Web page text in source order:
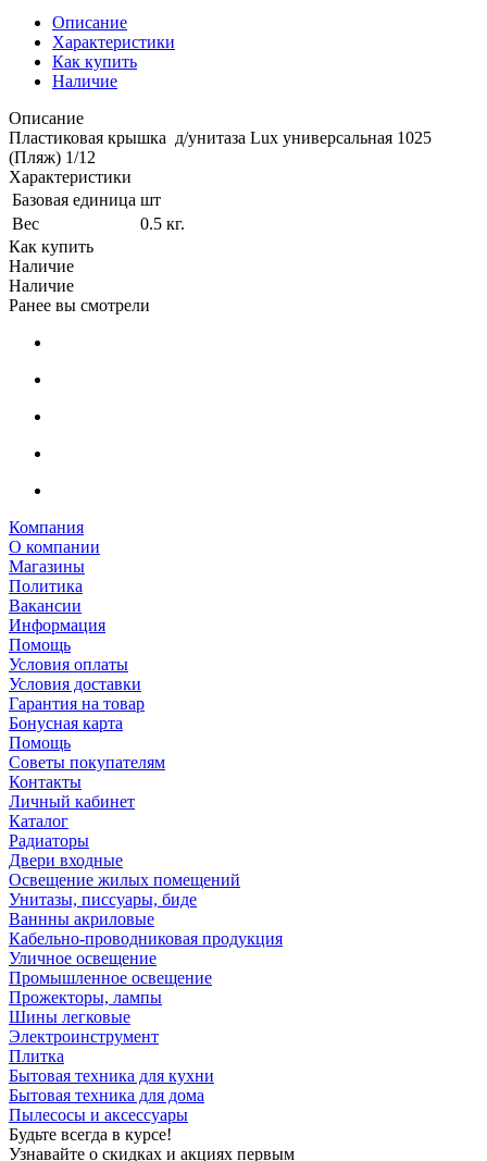
Описание
Характеристики
Как купить
Наличие
Описание
Пластиковая крышка д/унитаза Lux универсальная 1025
(Пляж) 1/12
Характеристики
Базовая единица шт
Вес
0.5 кг.
Как купить
Наличие
Наличие
Ранее вы смотрели
Компания
О компании
Магазины
Политика
Вакансии
Информация
Помощь
Условия оплаты
Условия доставки
Гарантия на товар
Бонусная карта
Помощь
Советы покупателям
Контакты
Личный кабинет
Каталог
Радиаторы
Двери входные
Освещение жилых помещений
Унитазы, писсуары, биде
Ваннны акриловые
Кабельно-проводниковая продукция
Уличное освещение
Промышленное освещение
Прожекторы, лампы
Шины легковые
Электроинструмент
Плитка
Бытовая техника для кухни
Бытовая техника для дома
Пылесосы и аксессуары
Будьте всегда в курсе!
Узнавайте о скидках и акциях первым